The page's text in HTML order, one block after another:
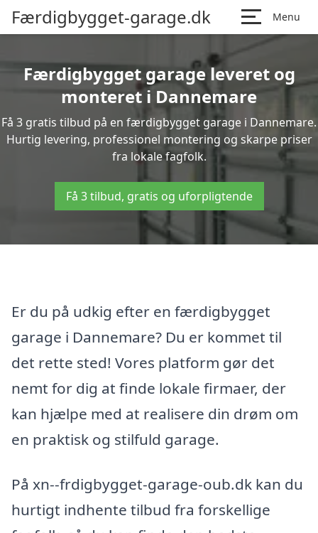
Færdigbygget-garage.dk Menu
Færdigbygget garage leveret og
monteret i Dannemare
Få 3 gratis tilbud på en færdigbygget garage i Dannemare.
Hurtig levering, professionel montering og skarpe priser
fra lokale fagfolk.
Få 3 tilbud, gratis og uforpligtende
Er du på udkig efter en færdigbygget
garage i Dannemare? Du er kommet til
det rette sted! Vores platform gør det
nemt for dig at finde lokale firmaer, der
kan hjælpe med at realisere din drøm om
en praktisk og stilfuld garage.
På xn--frdigbygget-garage-oub.dk kan du
hurtigt indhente tilbud fra forskellige